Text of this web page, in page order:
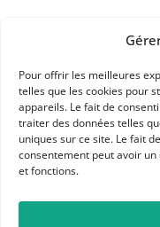
Pour offrir les meilleures
telles que les cookies pour
appareils. Le fait de
traiter des données telles
uniques sur ce site. Le fait
consentement peut avoir
et fonctions.
Association des
+